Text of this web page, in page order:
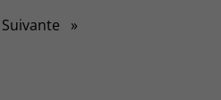
Page
Suivante »